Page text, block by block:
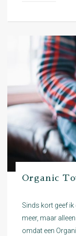
Organic
Sinds kort geef
meer, maar
omdat een